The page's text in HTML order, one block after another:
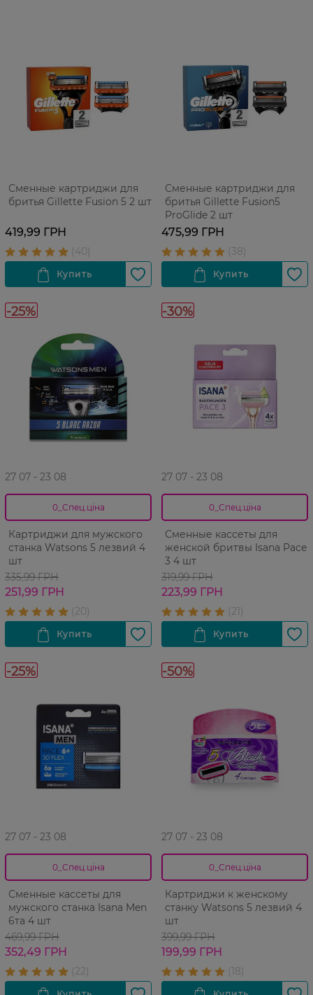
Сменные картриджи для
бритья Gillette Fusion 5 2 шт
419,99 ГРН
Сменные картриджи для
бритья Gillette Fusion5
ProGlide 2 шт
475,99 ГРН
-25%
27 07 - 23 08
0_Спец.ціна
Картриджи для мужского
станка Watsons 5 лезвий 4
шт
335,99 ГРН
251,99 ГРН
-30%
27 07 - 23 08
0_Спец.ціна
Сменные кассеты для
женской бритвы Isana Pace
3 4 шт
319,99 ГРН
223,99 ГРН
-25%
27 07 - 23 08
0_Спец.ціна
Сменные кассеты для
мужского станка Isana Men
6та 4 шт
469,99 ГРН
352,49 ГРН
-50%
27 07 - 23 08
0_Спец.ціна
Картриджи к женскому
станку Watsons 5 лезвий 4
шт
399,99 ГРН
199,99 ГРН